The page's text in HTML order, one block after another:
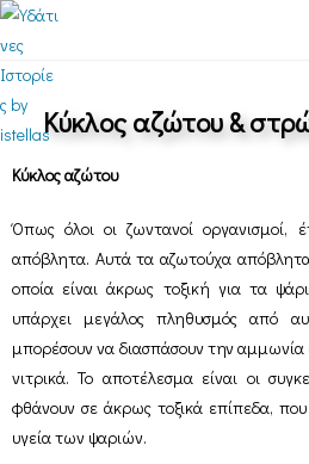
Κύκλος αζώτου &
Κύκλος αζώτου
Όπως όλοι οι ζωντανοί οργανισμοί,
απόβλητα. Αυτά τα αζωτούχα
οποία είναι άκρως τοξική για τα
υπάρχει μεγάλος πληθυσμός από
μπορέσουν να διασπάσουν την αμμωνία
νιτρικά. Το αποτέλεσμα είναι οι
φθάνουν σε άκρως τοξικά επίπεδα,
υγεία των ψαριών.